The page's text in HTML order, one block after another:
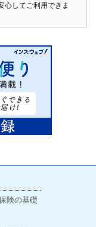
心してご利用できま
険の基礎